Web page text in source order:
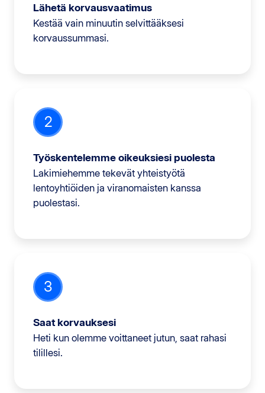
Lähetä korvausvaatimus
Kestää vain minuutin selvittääksesi
korvaussummasi.
2
Työskentelemme oikeuksiesi puolesta
Lakimiehemme tekevät yhteistyötä
lentoyhtiöiden ja viranomaisten kanssa
puolestasi.
3
Saat korvauksesi
Heti kun olemme voittaneet jutun, saat rahasi
tilillesi.